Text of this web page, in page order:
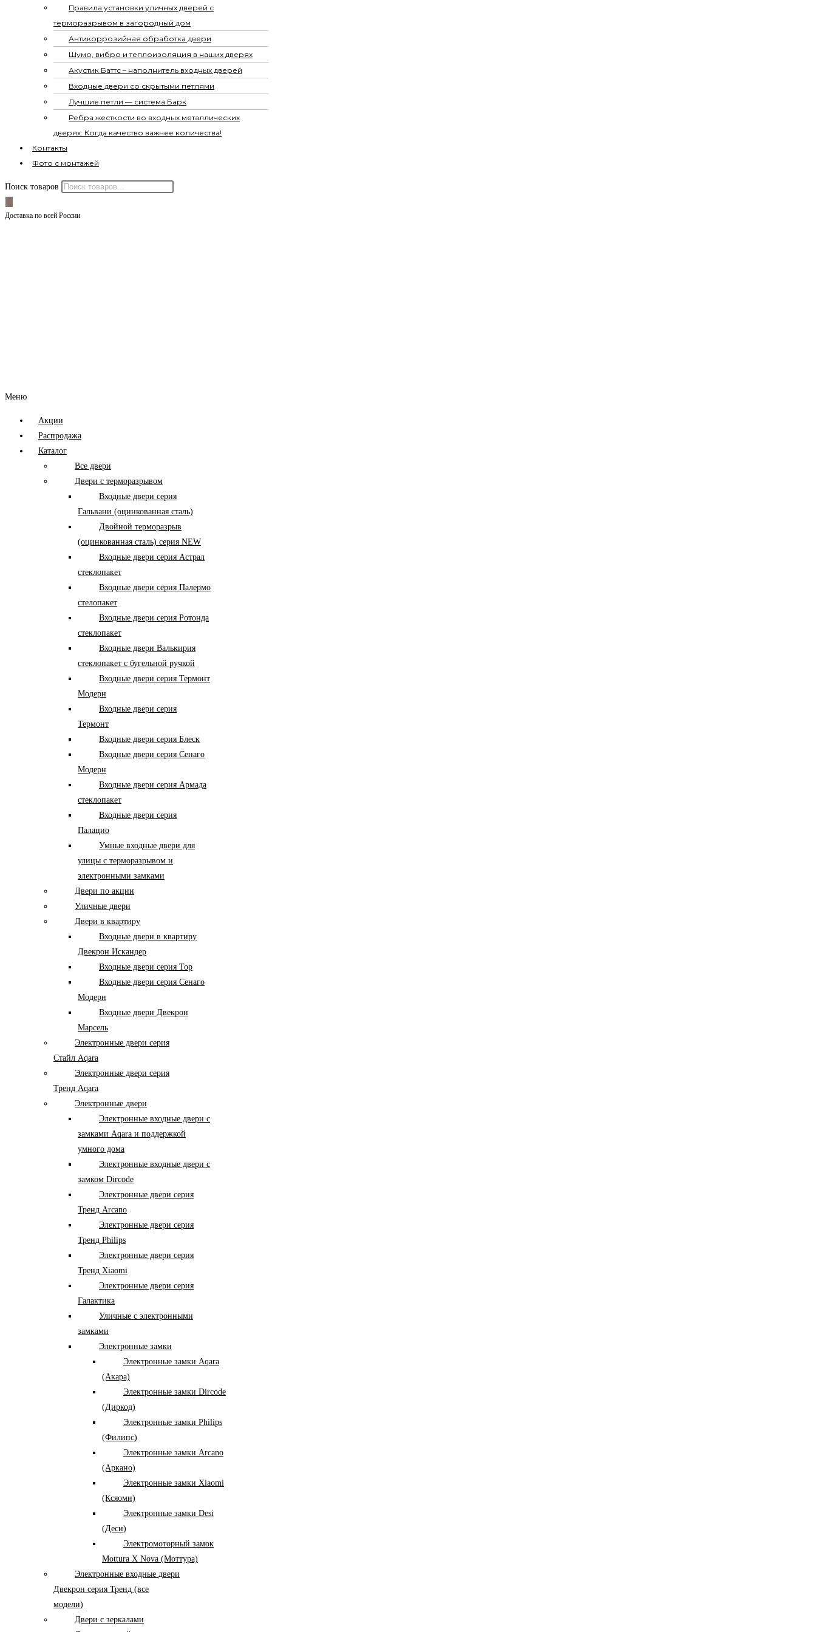
Правила установки уличных дверей с
терморазрывом в загородный дом
Антикоррозийная обработка двери
Шумо, вибро и теплоизоляция в наших дверях
Акустик Баттс – наполнитель входных дверей
Входные двери со скрытыми петлями
Лучшие петли — система Барк
Ребра жесткости во входных металлических
дверях: Когда качество важнее количества!
Контакты
Фото с монтажей
Поиск товаров
Доставка по всей России
Меню
Акции
Распродажа
Каталог
Все двери
Двери с терморазрывом
Входные двери серия
Гальвани (оцинкованная сталь)
Двойной терморазрыв
(оцинкованная сталь) серия NEW
Входные двери серия Астрал
стеклопакет
Входные двери серия Палермо
стелопакет
Входные двери серия Ротонда
стеклопакет
Входные двери Валькирия
стеклопакет с бугельной ручкой
Входные двери серия Термонт
Модерн
Входные двери серия
Термонт
Входные двери серия Блеск
Входные двери серия Сенаго
Модерн
Входные двери серия Армада
стеклопакет
Входные двери серия
Палацио
Умные входные двери для
улицы с терморазрывом и
электронными замками
Двери по акции
Уличные двери
Двери в квартиру
Входные двери в квартиру
Двекрон Искандер
Входные двери серия Тор
Входные двери серия Сенаго
Модерн
Входные двери Двекрон
Марсель
Электронные двери серия
Стайл Aqara
Электронные двери серия
Тренд Aqara
Электронные двери
Электронные входные двери с
замками Aqara и поддержкой
умного дома
Электронные входные двери с
замком Dircode
Электронные двери серия
Тренд Arcano
Электронные двери серия
Тренд Philips
Электронные двери серия
Тренд Xiaomi
Электронные двери серия
Галактика
Уличные с электронными
замками
Электронные замки
Электронные замки Aqara
(Акара)
Электронные замки Dircode
(Диркод)
Электронные замки Philips
(Филипс)
Электронные замки Arcano
(Аркано)
Электронные замки Xiaomi
(Ксяоми)
Электронные замки Desi
(Деси)
Электромоторный замок
Mottura X Nova (Моттура)
Электронные входные двери
Двекрон серия Тренд (все
модели)
Двери с зеркалами